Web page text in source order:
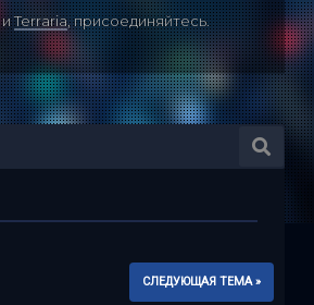
иTerraria, присоединяйтесь.
СЛЕДУЮЩАЯ ТЕМА »